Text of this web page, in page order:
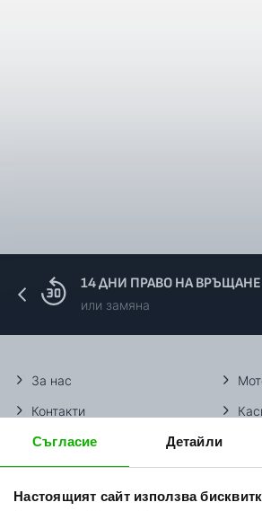
Съгласие Детайли
Настоящият сайт използва
14 ДНИ ПРАВО НА ВРЪЩАНЕ
или замяна
За нас
Контакти
Методи доставка
Начини плащане
Връщане на стока